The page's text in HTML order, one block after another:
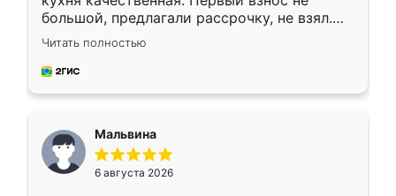
большой, предлагали рассрочку, не взял.
Ждал меньше месяца, сборщик с прямыми
руками. По цене вышло адекватно.
Рекомендую!
Читать полностью
Мальвина
6 августа 2026